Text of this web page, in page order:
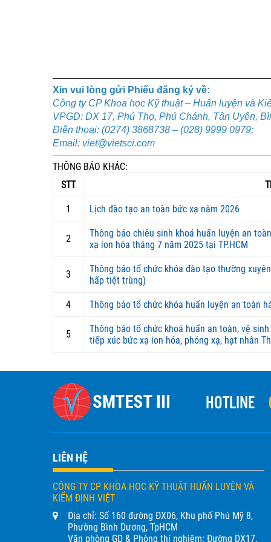
Xin vui lòng gửi Phiếu đăng ký về:
Công ty CP Khoa học Kỹ thuật – Huấn luyện và
VPGD: DX 17, Phú Thọ, Phú Chánh, Tân Uyên,
Điện thoại: (0274) 3868738 – (028) 9999 0979;
Email: viet@vietsci.com
THÔNG BÁO KHÁC:
STT
1 Lịch đào tạo an toàn bức xạ năm 2026
2
Thông báo chiêu sinh khoá huấn luyện an
xạ ion hóa tháng 7 năm 2025 tại TP.HCM
3
Thông báo tổ chức khóa đào tạo thường
hấp tiệt trùng)
4 Thông báo tổ chức khóa huấn luyện an toàn
5
Thông báo tổ chức khoá huấn an toàn, vệ
tiếp xúc bức xạ ion hóa, phóng xạ, hạt nhân
HOTLINE
LIÊN HỆ
CÔNG TY CP KHOA HỌC KỸ THUẬT HUẤN LUYỆN VÀ
KIỂM ĐỊNH VIỆT
Địa chỉ: Số 160 đường ĐX06, Khu phố Phú Mỹ 8,
Phường Bình Dương, TpHCM
Văn phòng GD & Phòng thí nghiệm: Đường DX17,